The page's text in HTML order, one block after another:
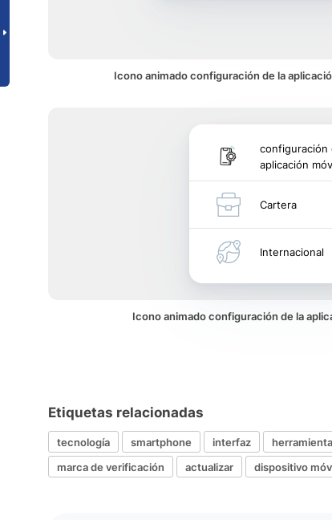
Icono animado configuración de la
configuración
aplicación
Cartera
Internacional
Icono animado configuración de la
Etiquetas relacionadas
tecnología smartphone interfaz herramienta
marca de verificación
actualizar dispositivo